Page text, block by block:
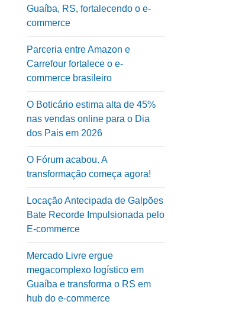
Guaíba, RS, fortalecendo o e-
commerce
Parceria entre Amazon e
Carrefour fortalece o e-
commerce brasileiro
O Boticário estima alta de 45%
nas vendas online para o Dia
dos Pais em 2026
O Fórum acabou. A
transformação começa agora!
Locação Antecipada de Galpões
Bate Recorde Impulsionada pelo
E-commerce
Mercado Livre ergue
megacomplexo logístico em
Guaíba e transforma o RS em
hub do e-commerce